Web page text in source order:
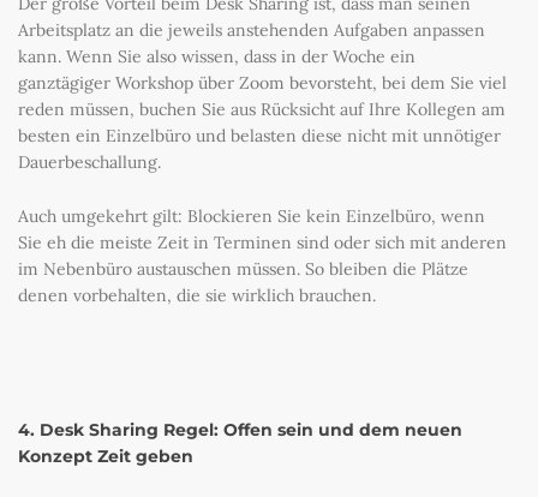
Arbeitsplatz an die jeweils anstehenden Aufgaben anpassen
kann. Wenn Sie also wissen, dass in der Woche ein
ganztägiger Workshop über Zoom bevorsteht, bei dem Sie viel
reden müssen, buchen Sie aus Rücksicht auf Ihre Kollegen am
besten ein Einzelbüro und belasten diese nicht mit unnötiger
Dauerbeschallung.
Auch umgekehrt gilt: Blockieren Sie kein Einzelbüro, wenn
Sie eh die meiste Zeit in Terminen sind oder sich mit anderen
im Nebenbüro austauschen müssen. So bleiben die Plätze
denen vorbehalten, die sie wirklich brauchen.
4. Desk Sharing Regel: Offen sein und dem neuen
Konzept Zeit geben